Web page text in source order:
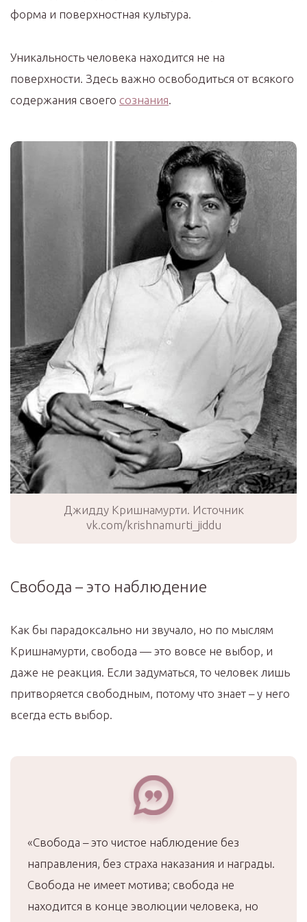
форма и поверхностная культура.
Уникальность человека находится не на
поверхности. Здесь важно освободиться от всякого
содержания своего сознания
Джидду Кришнамурти. Источник
vk.com/krishnamurti_jiddu
Свобода – это наблюдение
Как бы парадоксально ни звучало, но по мыслям
Кришнамурти, свобода — это вовсе не выбор, и
даже не реакция. Если задуматься, то человек лишь
притворяется свободным, потому что знает – у него
всегда есть выбор.
«Свобода – это чистое наблюдение без
направления, без страха наказания и награды.
Свобода не имеет мотива; свобода не
находится в конце эволюции человека, но